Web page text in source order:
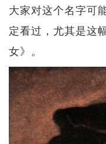
大家对这个名字可
定看过，尤其是这
女》。